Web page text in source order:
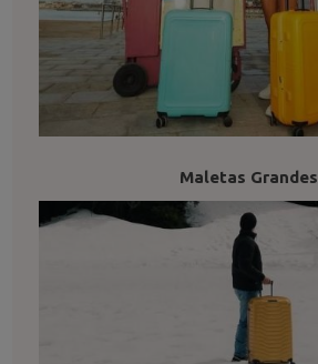
Maletas Grandes